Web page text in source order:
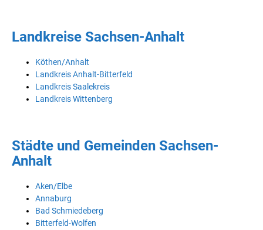
Landkreise Sachsen-Anhalt
Köthen/Anhalt
Landkreis Anhalt-Bitterfeld
Landkreis Saalekreis
Landkreis Wittenberg
Städte und Gemeinden Sachsen-
Anhalt
Aken/Elbe
Annaburg
Bad Schmiedeberg
Bitterfeld-Wolfen